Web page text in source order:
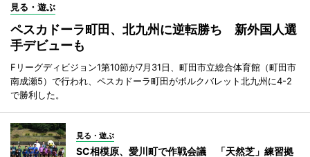
見る・遊ぶ
ペスカドーラ町田、北九州に逆転勝ち 新外国人選
手デビューも
Fリーグディビジョン1第10節が7月31日、町田市立総合体育館（町田市
南成瀬5）で行われ、ペスカドーラ町田がボルクバレット北九州に4-2
で勝利した。
見る・遊ぶ
SC相模原、愛川町で作戦会議 「天然芝」練習拠